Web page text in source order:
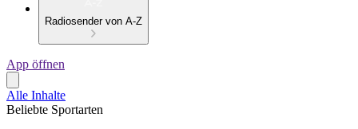
Radiosender von A-Z
App öffnen
Alle Inhalte
Beliebte Sportarten